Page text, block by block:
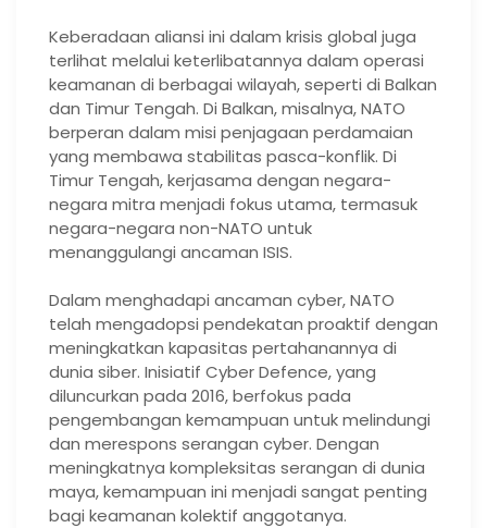
Keberadaan aliansi ini dalam krisis global juga
terlihat melalui keterlibatannya dalam operasi
keamanan di berbagai wilayah, seperti di Balkan
dan Timur Tengah. Di Balkan, misalnya, NATO
berperan dalam misi penjagaan perdamaian
yang membawa stabilitas pasca-konflik. Di
Timur Tengah, kerjasama dengan negara-
negara mitra menjadi fokus utama, termasuk
negara-negara non-NATO untuk
menanggulangi ancaman ISIS.
Dalam menghadapi ancaman cyber, NATO
telah mengadopsi pendekatan proaktif dengan
meningkatkan kapasitas pertahanannya di
dunia siber. Inisiatif Cyber Defence, yang
diluncurkan pada 2016, berfokus pada
pengembangan kemampuan untuk melindungi
dan merespons serangan cyber. Dengan
meningkatnya kompleksitas serangan di dunia
maya, kemampuan ini menjadi sangat penting
bagi keamanan kolektif anggotanya.